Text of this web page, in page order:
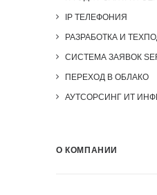
IP ТЕЛЕФОНИЯ
РАЗРАБОТКА И
СИСТЕМА ЗАЯВОК
ПЕРЕХОД В ОБЛАКО
АУТСОРСИНГ ИТ
О КОМПАНИИ